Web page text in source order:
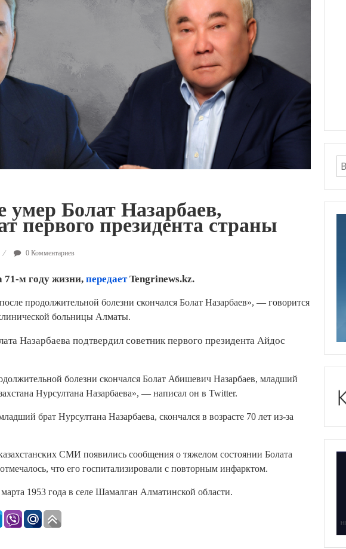
умер Болат Назарбаев,
первого президента страны
0 Комментариев
71-м году жизни, передаетTengrinews.kz.
продолжительной болезни скончался Болат Назарбаев», — говорится
больницы Алматы.
Назарбаева подтвердил советник первого президента Айдос
болезни скончался Болат Абишевич Назарбаев, младший
Нурсултана Назарбаева», — написал он в Twitter.
брат Нурсултана Назарбаева, скончался в возрасте 70 лет из-за
СМИ появились сообщения о тяжелом состоянии Болата
что его госпитализировали с повторным инфарктом.
1953 года в селе Шамалган Алматинской области.